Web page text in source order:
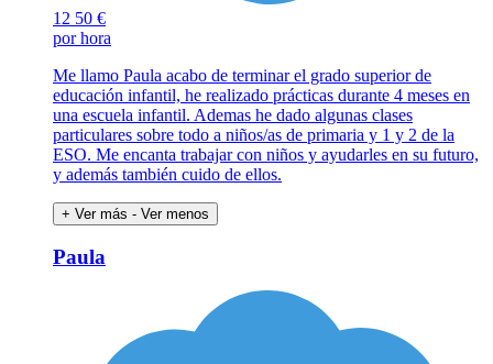
12 50 €
por hora
Me llamo Paula acabo de terminar el grado superior de
educación infantil, he realizado prácticas durante 4 meses en
una escuela infantil. Ademas he dado algunas clases
particulares sobre todo a niños/as de primaria y 1 y 2 de la
ESO. Me encanta trabajar con niños y ayudarles en su futuro,
y además también cuido de ellos.
+ Ver más - Ver menos
Paula